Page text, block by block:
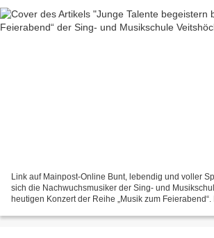
Link auf Mainpost-Online Bunt, lebendig und voller
sich die Nachwuchsmusiker der Sing- und
heutigen Konzert der Reihe „Musik zum